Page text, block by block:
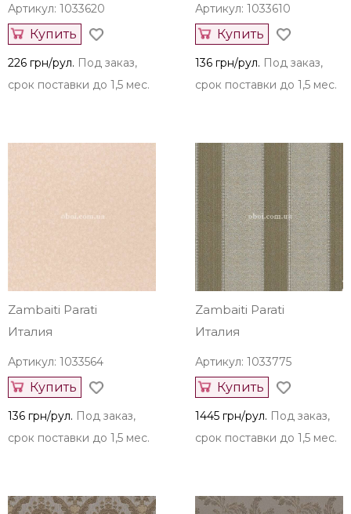
Артикул: 1033620
Купить
226 грн/рул. Под заказ,
срок поставки до 1,5 мес.
Артикул: 1033610
Купить
136 грн/рул. Под заказ,
срок поставки до 1,5 мес.
Zambaiti Parati
Италия
Артикул: 1033564
Купить
136 грн/рул. Под заказ,
срок поставки до 1,5 мес.
Zambaiti Parati
Италия
Артикул: 1033775
Купить
1445 грн/рул. Под заказ,
срок поставки до 1,5 мес.